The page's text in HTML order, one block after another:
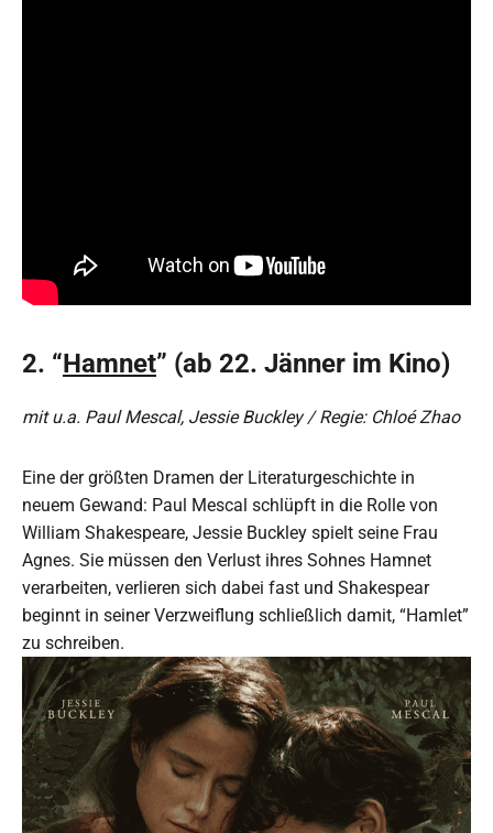
2. “Hamnet” (ab 22. Jänner im Kino)
mit u.a. Paul Mescal, Jessie Buckley / Regie: Chloé Zhao
Eine der größten Dramen der Literaturgeschichte in
neuem Gewand: Paul Mescal schlüpft in die Rolle von
William Shakespeare, Jessie Buckley spielt seine Frau
Agnes. Sie müssen den Verlust ihres Sohnes Hamnet
verarbeiten, verlieren sich dabei fast und Shakespear
beginnt in seiner Verzweiflung schließlich damit, “Hamlet”
zu schreiben.